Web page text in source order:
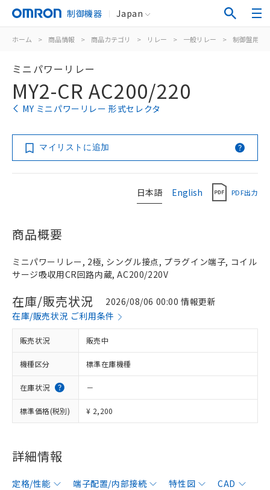
制御機器 Japan
ホーム > 商品情報 > 商品カテゴリ > リレー > 一般リレー > 制御盤用
ミニパワーリレー
MY2-CR AC200/220
MY ミニパワーリレー 形式セレクタ
マイリストに追加
日本語 English PDF出力
商品概要
ミニパワーリレー, 2極, シングル接点, プラグイン端子, コイル
サージ吸収用CR回路内蔵, AC200/220V
在庫/販売状況
2026/08/06 00:00 情報更新
在庫/販売状況 ご利用条件
販売状況 販売中
機種区分 標準在庫機種
在庫状況 －
標準価格(税別) ¥ 2,200
詳細情報
定格/性能 端子配置/内部接続 特性図
CAD